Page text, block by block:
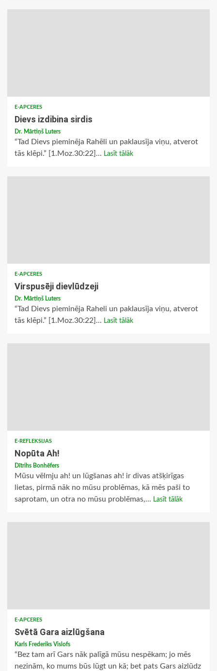
E-APCERES
Dievs izdibina sirdis
Dr. Mārtiņš Luters
“Tad Dievs pieminēja Rahēli un paklausīja viņu, atverot
tās klēpi.” [1.Moz.30:22]... Lasīt tālāk
E-APCERES
Virspusēji dievlūdzeji
Dr. Mārtiņš Luters
“Tad Dievs pieminēja Raheli un paklausīja viņu, atverot
tās klēpi.” [1.Moz.30:22]... Lasīt tālāk
E-REFLEKSIJAS
Nopūta Ah!
Dītrihs Bonhēfers
Mūsu vēlmju ah! un lūgšanas ah! ir divas atšķirīgas
lietas, pirmā nāk no mūsu problēmas, kā mēs paši to
saprotam, un otra no mūsu problēmas,... Lasīt tālāk
E-APCERES
Svētā Gara aizlūgšana
Karls Frederiks Vislofs
“Bez tam arī Gars nāk palīgā mūsu nespēkam; jo mēs
nezinām, ko mums būs lūgt un kā; bet pats Gars aizlūdz